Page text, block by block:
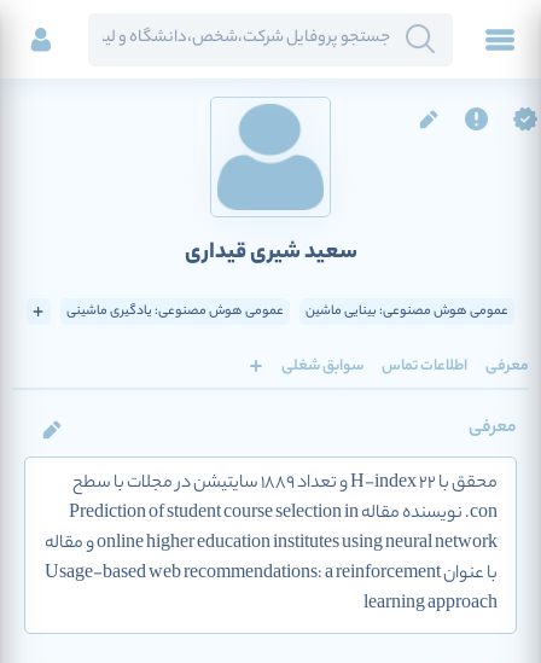
سعید شیری قیداری
عمومی هوش مصنوعی: بینایی ماشین عمومی هوش مصنوعی: یادگیری ماشینی
معرفی اطلاعات تماس سوابق شغلی
معرفی
محقق با H-index 22 و تعداد 1889 سایتیشن در مجلات با سطح
con. نویسنده مقاله Prediction of student course selection in
online higher education institutes using neural network و مقاله
با عنوان Usage-based web recommendations: a reinforcement
learning approach